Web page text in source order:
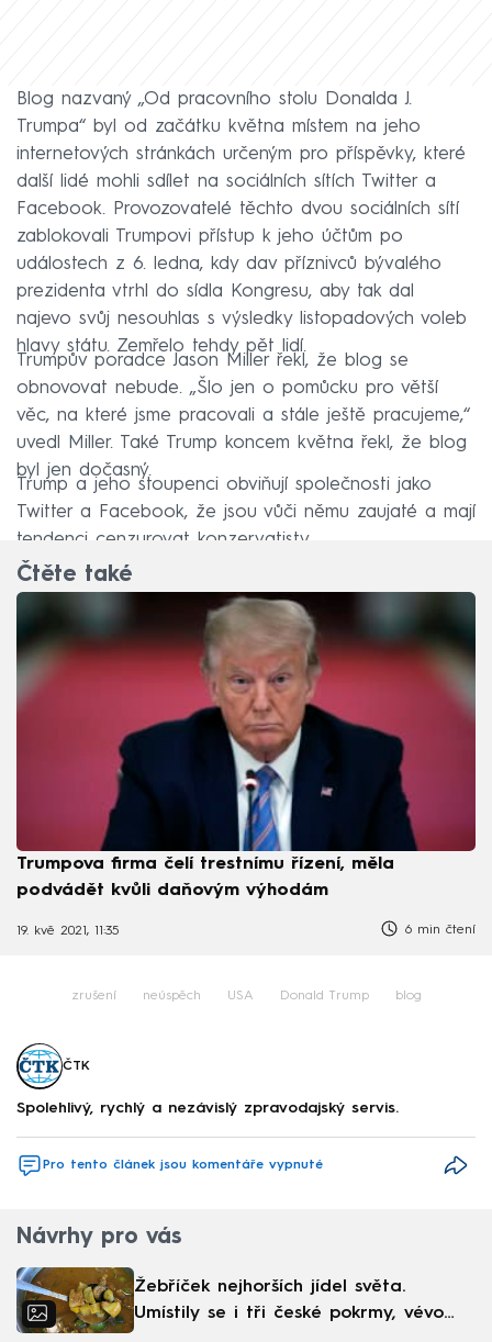
Blog nazvaný „Od pracovního stolu Donalda J.
Trumpa“ byl od začátku května místem na jeho
internetových stránkách určeným pro příspěvky, které
další lidé mohli sdílet na sociálních sítích Twitter a
Facebook. Provozovatelé těchto dvou sociálních sítí
zablokovali Trumpovi přístup k jeho účtům po
událostech z 6. ledna, kdy dav příznivců bývalého
prezidenta vtrhl do sídla Kongresu, aby tak dal
najevo svůj nesouhlas s výsledky listopadových voleb
hlavy státu. Zemřelo tehdy pět lidí.
Trumpův poradce Jason Miller řekl, že blog se
obnovovat nebude. „Šlo jen o pomůcku pro větší
věc, na které jsme pracovali a stále ještě pracujeme,“
uvedl Miller. Také Trump koncem května řekl, že blog
byl jen dočasný.
Trump a jeho stoupenci obviňují společnosti jako
Twitter a Facebook, že jsou vůči němu zaujaté a mají
tendenci cenzurovat konzervatisty.
Čtěte také
Trumpova firma čelí trestnímu řízení, měla
podvádět kvůli daňovým výhodám
19. kvě 2021, 11:35 6 min čtení
zrušení neúspěch USA Donald Trump blog
ČTK
Spolehlivý, rychlý a nezávislý zpravodajský servis.
Pro tento článek jsou komentáře vypnuté
Návrhy pro vás
Žebříček nejhorších jídel světa.
Umístily se i tři české pokrmy, vévodí